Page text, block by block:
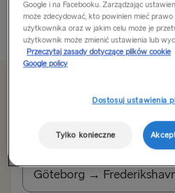
dalej – Frederikshavn...
Przeczytaj więcej
Göteborg →
Google i na Facebooku. Zarządzając
może zdecydować, kto powinien mieć
użytkownika oraz w jakim celu może je
użytkownik może zmienić ustawienia lub
Przeczytaj zasady dotyczące plików cookie
Google policy
Dostosuj ustawienia
Tylko konieczne